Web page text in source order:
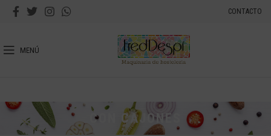
CONTACTO
MENÚ
CON CAJONES